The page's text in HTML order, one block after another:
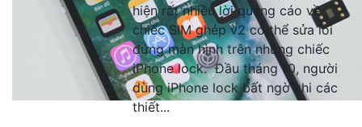
hiện rất nhiều lời quảng cáo về
chiếc SIM ghép v2 có thể sửa lỗi
đứng màn hình trên những chiếc
iPhone lock. Đầu tháng 10, người
dùng iPhone lock bất ngờ khi các
thiết...